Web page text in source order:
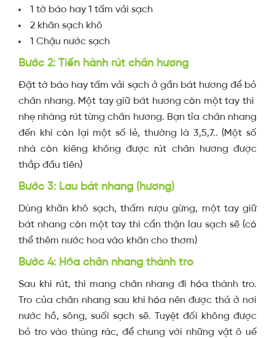
1 tờ báo hay 1 tấm vải sạch
2 khăn sạch khô
1 Chậu nước sạch
Bước 2: Tiến hành rút chân hương
Đặt tờ báo hay tấm vải sạch ở gần bát hương để bỏ
chân nhang. Một tay giữ bát hương còn một tay thì
nhẹ nhàng rút từng chân hương. Bạn tỉa chân nhang
đến khi còn lại một số lẻ, thường là 3,5,7.. (Một số
nhà còn kiêng không được rút chân hương được
thắp đầu tiên)
Bước 3: Lau bát nhang (hương)
Dùng khăn khô sạch, thấm rượu gừng, một tay giữ
bát nhang còn một tay thì cẩn thận lau sạch sẽ (có
thể thêm nước hoa vào khăn cho thơm)
Bước 4: Hóa chân nhang thành tro
Sau khi rút, thì mang chân nhang đi hóa thành tro.
Tro của chân nhang sau khi hóa nên được thả ở nơi
nước hồ, sông, suối sạch sẽ. Tuyệt đối không được
bỏ tro vào thùng rác, để chung với những vật ô uế